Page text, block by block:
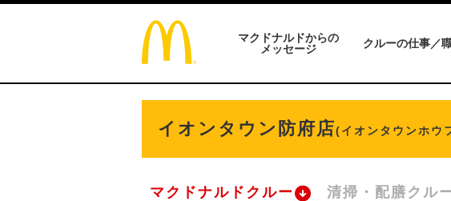
マクドナルドからの
メッセージ
クルーの仕事／
イオンタウン防府店(イオンタウンホウ
マクドナルドクルー 清掃・配膳クル